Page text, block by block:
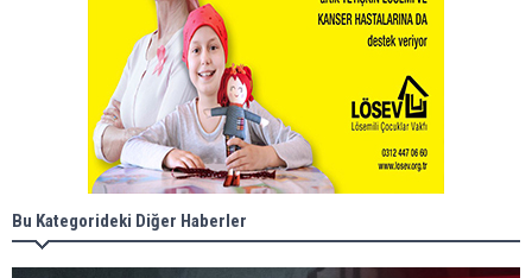
Bu Kategorideki Diğer Haberler